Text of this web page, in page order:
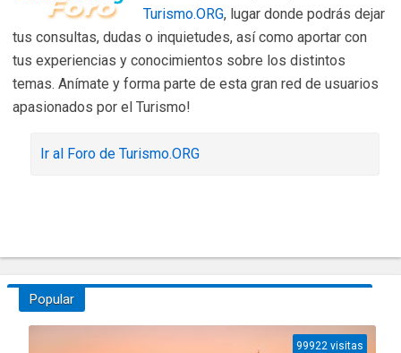
Turismo.ORG, lugar donde podrás dejar
tus consultas, dudas o inquietudes, así como aportar con
tus experiencias y conocimientos sobre los distintos
temas. Anímate y forma parte de esta gran red de usuarios
apasionados por el Turismo!
Ir al Foro de Turismo.ORG
Popular
99922 visitas